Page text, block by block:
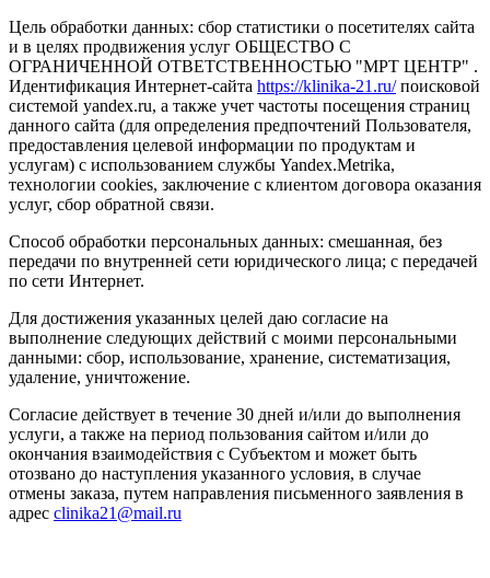
Цель обработки данных: сбор статистики о посетителях сайта
и в целях продвижения услуг ОБЩЕСТВО С
ОГРАНИЧЕННОЙ ОТВЕТСТВЕННОСТЬЮ "МРТ ЦЕНТР" .
Идентификация Интернет-сайта https://klinika-21.ru/поисковой
системой yandex.ru, а также учет частоты посещения страниц
данного сайта (для определения предпочтений Пользователя,
предоставления целевой информации по продуктам и
услугам) с использованием службы Yandex.Metrika,
технологии cookies, заключение с клиентом договора оказания
услуг, сбор обратной связи.
Способ обработки персональных данных: смешанная, без
передачи по внутренней сети юридического лица; с передачей
по сети Интернет.
Для достижения указанных целей даю согласие на
выполнение следующих действий с моими персональными
данными: сбор, использование, хранение, систематизация,
удаление, уничтожение.
Согласие действует в течение 30 дней и/или до выполнения
услуги, а также на период пользования сайтом и/или до
окончания взаимодействия с Субъектом и может быть
отозвано до наступления указанного условия, в случае
отмены заказа, путем направления письменного заявления в
адрес clinika21@mail.ru